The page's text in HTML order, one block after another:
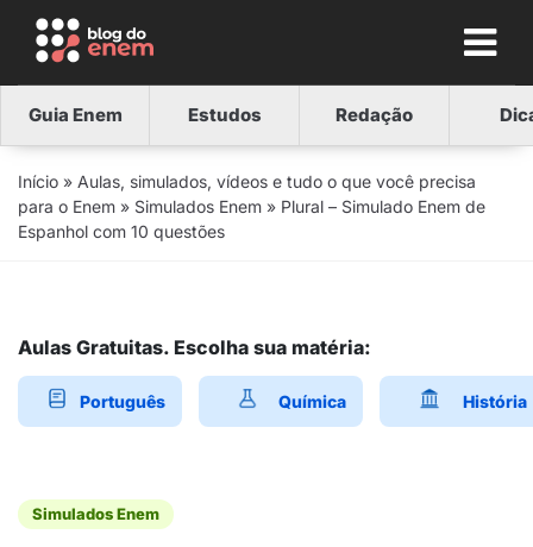
Guia Enem Estudos Redação
Início » Aulas, simulados, vídeos e tudo o que você precisa
para o Enem » Simulados Enem » Plural – Simulado Enem de
Espanhol com 10 questões
Aulas Gratuitas. Escolha sua matéria:
Português Química História
Simulados Enem